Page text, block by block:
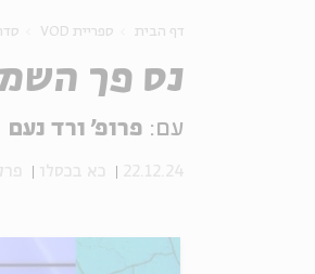
דף הבית ספריית VOD
נס פך
עם: פרופ' ורד נעם